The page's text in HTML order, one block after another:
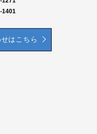
1401
はこちら